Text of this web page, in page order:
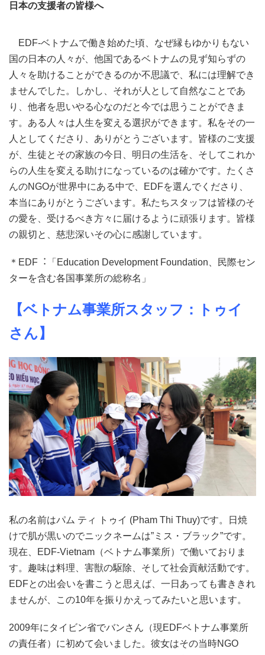
日本の支援者の皆様へ
EDF-ベトナムで働き始めた頃、なぜ縁もゆかりもない
国の日本の人々が、他国であるベトナムの見ず知らずの
⼈々を助けることができるのか不思議で、私には理解でき
ませんでした。しかし、それが⼈として⾃然なことであ
り、他者を思いやる⼼なのだと今では思うことができま
す。ある⼈々は⼈⽣を変える選択ができます。私をその⼀
⼈としてくださり、ありがとうございます。皆様のご支援
が、⽣徒とその家族の今⽇、明⽇の⽣活を、そしてこれか
らの⼈⽣を変える助けになっているのは確かです。たくさ
んのNGOが世界中にある中で、EDFを選んでくださり、
本当にありがとうございます。私たちスタッフは皆様のそ
の愛を、受けるべき⽅々に届けるように頑張ります。皆様
の親切と、慈悲深いその⼼に感謝しています。
＊EDF︓「Education Development Foundation、⺠際セン
ターを含む各国事業所の総称名」
【ベトナム事業所スタッフ：トゥイ
さん】
私の名前はパム ティ トゥイ (Pham Thi Thuy)です。日焼
けで肌が黒いのでニックネームは”ミス・ブラック”です。
現在、EDF-Vietnam（ベトナム事業所）で働いておりま
す。趣味は料理、害獣の駆除、そして社会貢献活動です。
EDFとの出会いを書こうと思えば、一日あっても書ききれ
ませんが、この10年を振りかえってみたいと思います。
2009年にタイビン省でバンさん（現EDFベトナム事業所
の責任者）に初めて会いました。彼女はその当時NGO